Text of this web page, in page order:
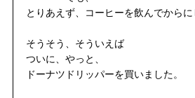
とりあえず、コーヒーを飲んでからに
そうそう、そういえば
ついに、やっと、
ドーナツドリッパーを買いました。